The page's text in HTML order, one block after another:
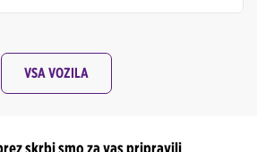
VSA VOZILA
skrbi smo za vas pripravili